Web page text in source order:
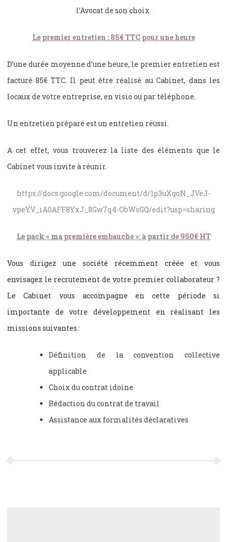
l’Avocat de son choix.
Le premier entretien : 85€ TTC pour une heure
D’une durée moyenne d’une heure, le premier entretien est
facturé 85€ TTC. Il peut être réalisé au Cabinet, dans les
locaux de votre entreprise, en visio ou par téléphone.
Un entretien préparé est un entretien réussi.
A cet effet, vous trouverez la liste des éléments que le
Cabinet vous invite à réunir.
https://docs.google.com/document/d/1p3uXgoN_JVeJ-
vpeYV_iA0AFF8YxJ_8Gw7q4-ObWsGQ/edit?usp=sharing
Le pack « ma première embauche »: à partir de 950€ HT
Vous dirigez une société récemment créée et vous
envisagez le recrutement de votre premier collaborateur ?
Le Cabinet vous accompagne en cette période si
importante de votre développement en réalisant les
missions suivantes :
Définition de la convention collective
applicable
Choix du contrat idoine
Rédaction du contrat de travail
Assistance aux formalités déclaratives